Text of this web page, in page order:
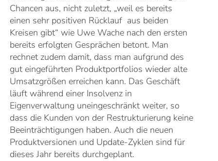
Chancen aus, nicht zuletzt, „weil es bereits
einen sehr positiven Rücklauf aus beiden
Kreisen gibt“ wie Uwe Wache nach den ersten
bereits erfolgten Gesprächen betont. Man
rechnet zudem damit, dass man aufgrund des
gut eingeführten Produktportfolios wieder alte
Umsatzgrößen erreichen kann. Das Geschäft
läuft während einer Insolvenz in
Eigenverwaltung uneingeschränkt weiter, so
dass die Kunden von der Restrukturierung keine
Beeinträchtigungen haben. Auch die neuen
Produktversionen und Update-Zyklen sind für
dieses Jahr bereits durchgeplant.